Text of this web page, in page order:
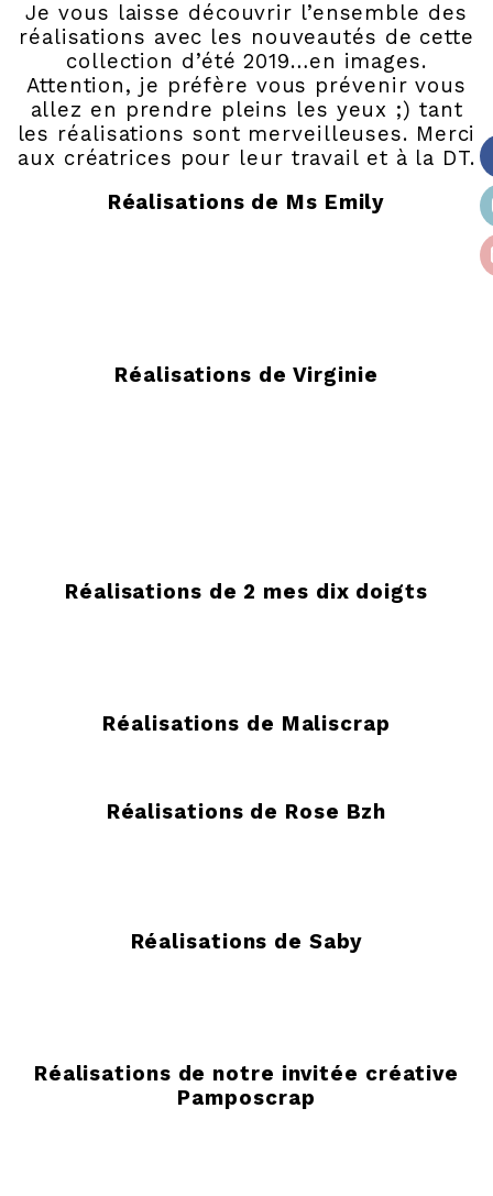
Je vous laisse découvrir l’ensemble des
réalisations avec les nouveautés de cette
collection d’été 2019…en images.
Attention, je préfère vous prévenir vous
allez en prendre pleins les yeux ;) tant
les réalisations sont merveilleuses. Merci
aux créatrices pour leur travail et à la DT.
Réalisations de Ms Emily
Réalisations de Virginie
Réalisations de 2 mes dix doigts
Réalisations de Maliscrap
Réalisations de Rose Bzh
Réalisations de Saby
Réalisations de notre invitée créative
Pamposcrap